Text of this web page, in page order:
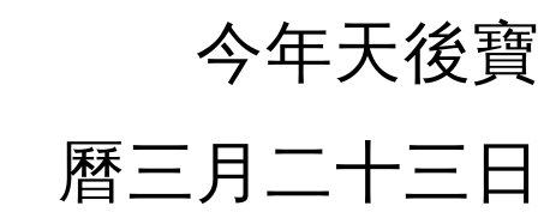
今年天後寶
曆三月二十三